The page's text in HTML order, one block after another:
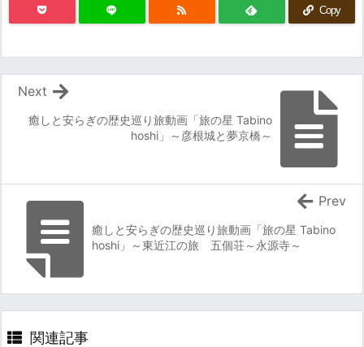
Copy
癒しと安らぎの歴史巡り旅動画「旅の星 Tabino
hoshi」～彦根城と夢京橋～
Next
癒しと安らぎの歴史巡り旅動画「旅の星 Tabino
hoshi」～東近江の旅 五個荘～永源寺～
Prev
関連記事